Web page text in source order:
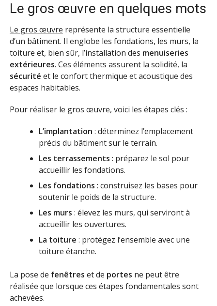
Le gros œuvre en quelques mots
Le gros œuvre représente la structure essentielle
d’un bâtiment. Il englobe les fondations, les murs, la
toiture et, bien sûr, l’installation des menuiseries
extérieures. Ces éléments assurent la solidité, la
sécurité et le confort thermique et acoustique des
espaces habitables.
Pour réaliser le gros œuvre, voici les étapes clés :
L’implantation : déterminez l’emplacement
précis du bâtiment sur le terrain.
Les terrassements : préparez le sol pour
accueillir les fondations.
Les fondations : construisez les bases pour
soutenir le poids de la structure.
Les murs : élevez les murs, qui serviront à
accueillir les ouvertures.
La toiture : protégez l’ensemble avec une
toiture étanche.
La pose de fenêtres et de portes ne peut être
réalisée que lorsque ces étapes fondamentales sont
achevées.